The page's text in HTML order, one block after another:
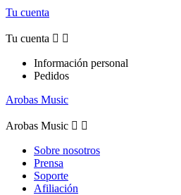
Tu cuenta
Tu cuenta  
Información personal
Pedidos
Arobas Music
Arobas Music  
Sobre nosotros
Prensa
Soporte
Afiliación